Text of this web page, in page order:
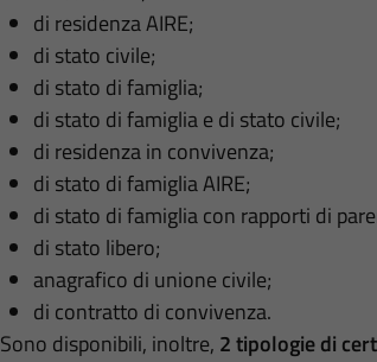
di residenza AIRE;
di stato civile;
di stato di famiglia;
di stato di famiglia e di stato civile;
di residenza in convivenza;
di stato di famiglia AIRE;
di stato di famiglia con rapporti di
di stato libero;
anagrafico di unione civile;
di contratto di convivenza.
Sono disponibili, inoltre, 2 tipologie di